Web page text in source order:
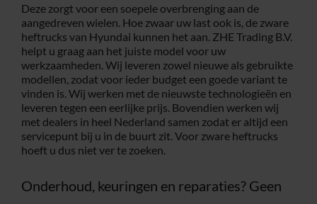
Deze zorgt voor een soepele overbrenging aan de
aangedreven wielen. Hoe zwaar uw last ook is, de zware
heftrucks van Hyundai kunnen het aan. ZHE Trading B.V.
helpt u graag aan het juiste model voor uw
werkzaamheden. Wij leveren zowel nieuwe als gebruikte
modellen, zodat voor ieder budget een goede variant te
vinden is. Wij werken met de nieuwste technologieën en
leveren tegen een eerlijke prijs. Bovendien werken wij
met dealers in heel Nederland samen zodat er altijd een
servicepunt bij u in de buurt zit. Voor zware heftrucks
hoeft u dus niet ver te zoeken.
Onderhoud, keuringen en reparaties? Geen